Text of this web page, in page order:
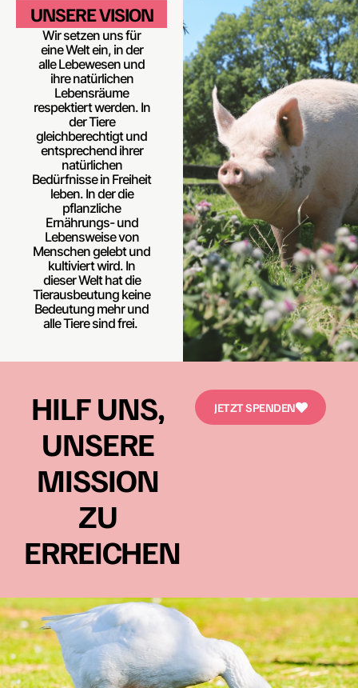
UNSERE VISION
Wir setzen uns für
eine Welt ein, in der
alle Lebewesen und
ihre natürlichen
Lebensräume
respektiert werden. In
der Tiere
gleichberechtigt und
entsprechend ihrer
natürlichen
Bedürfnisse in Freiheit
leben. In der die
pflanzliche
Ernährungs- und
Lebensweise von
Menschen gelebt und
kultiviert wird. In
dieser Welt hat die
Tierausbeutung keine
Bedeutung mehr und
alle Tiere sind frei.
HILF UNS,
UNSERE
MISSION
ZU
ERREICHEN
JETZT SPENDEN